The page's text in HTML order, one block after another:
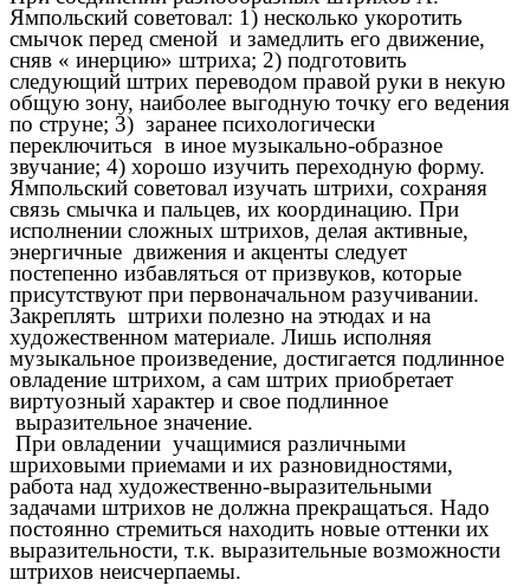
Ямпольский советовал: 1) несколько укоротить
смычок перед сменой и замедлить его движение,
сняв « инерцию» штриха; 2) подготовить
следующий штрих переводом правой руки в некую
общую зону, наиболее выгодную точку его ведения
по струне; 3) заранее психологически
переключиться в иное музыкально-образное
звучание; 4) хорошо изучить переходную форму.
Ямпольский советовал изучать штрихи, сохраняя
связь смычка и пальцев, их координацию. При
исполнении сложных штрихов, делая активные,
энергичные движения и акценты следует
постепенно избавляться от призвуков, которые
присутствуют при первоначальном разучивании.
Закреплять штрихи полезно на этюдах и на
художественном материале. Лишь исполняя
музыкальное произведение, достигается подлинное
овладение штрихом, а сам штрих приобретает
виртуозный характер и свое подлинное
выразительное значение.
При овладении учащимися различными
шриховыми приемами и их разновидностями,
работа над художественно-выразительными
задачами штрихов не должна прекращаться. Надо
постоянно стремиться находить новые оттенки их
выразительности, т.к. выразительные возможности
штрихов неисчерпаемы.